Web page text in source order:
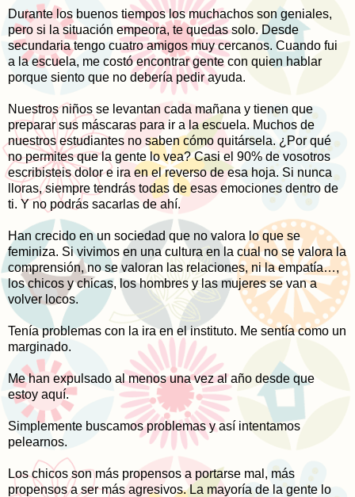
Durante los buenos tiempos los muchachos son geniales,
pero si la situación empeora, te quedas solo. Desde
secundaria tengo cuatro amigos muy cercanos. Cuando fui
a la escuela, me costó encontrar gente con quien hablar
porque siento que no debería pedir ayuda.
Nuestros niños se levantan cada mañana y tienen que
preparar sus máscaras para ir a la escuela. Muchos de
nuestros estudiantes no saben cómo quitársela. ¿Por qué
no permites que la gente lo vea? Casi el 90% de vosotros
escribisteis dolor e ira en el reverso de esa hoja. Si nunca
lloras, siempre tendrás todas de esas emociones dentro de
ti. Y no podrás sacarlas de ahí.
Han crecido en un sociedad que no valora lo que se
feminiza. Si vivimos en una cultura en la cual no se valora la
comprensión, no se valoran las relaciones, ni la empatía…,
los chicos y chicas, los hombres y las mujeres se van a
volver locos.
Tenía problemas con la ira en el instituto. Me sentía como un
marginado.
Me han expulsado al menos una vez al año desde que
estoy aquí.
Simplemente buscamos problemas y así intentamos
pelearnos.
Los chicos son más propensos a portarse mal, más
propensos a ser más agresivos. La mayoría de la gente lo